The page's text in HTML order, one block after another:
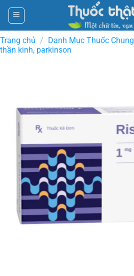
Skip
content
Trang chủ / Danh Mục Thuốc Chung
thần kinh, parkinson